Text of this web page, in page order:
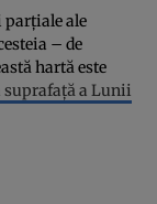
parțiale ale
– de
hartă este
suprafață a Lunii